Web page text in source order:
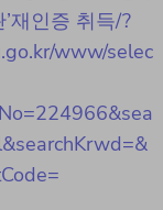
재인증 취득/?
www/selec